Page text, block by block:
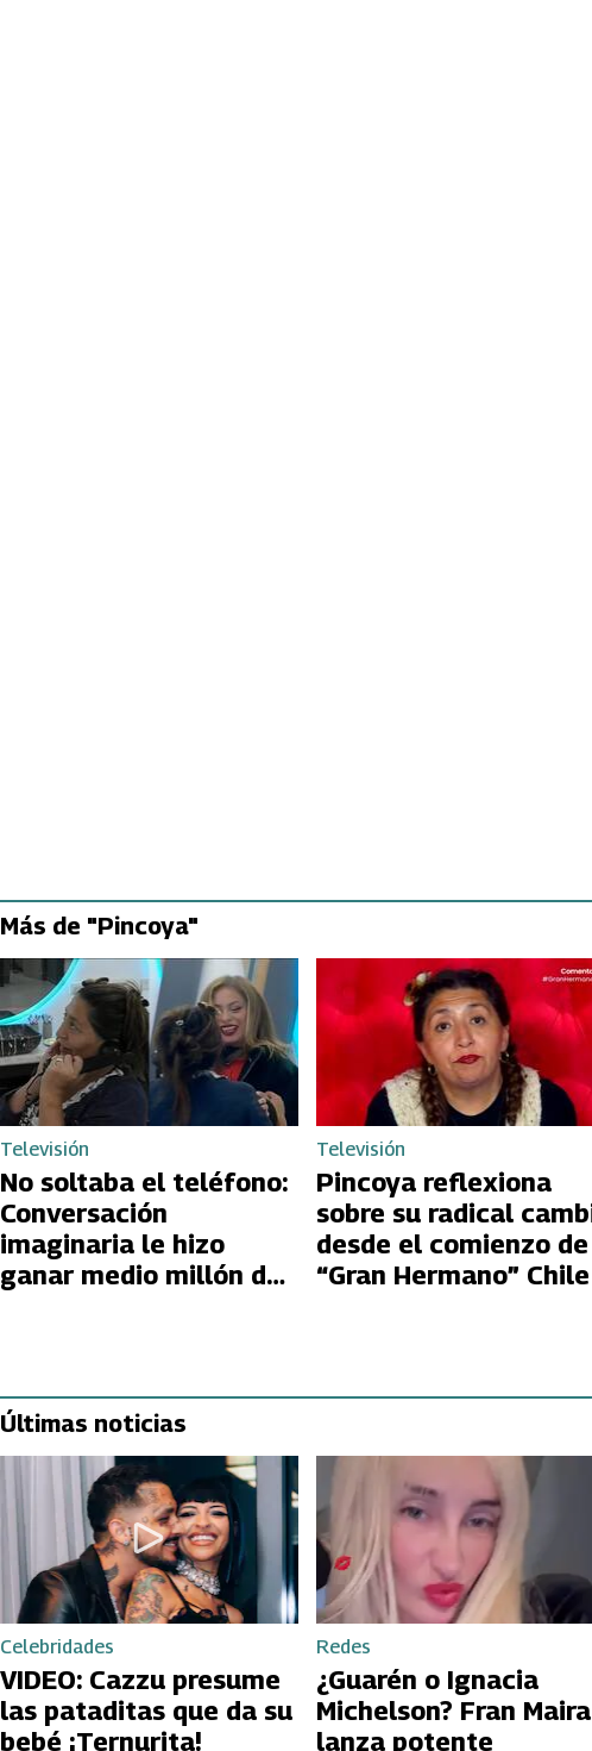
Más de "Pincoya"
Televisión
No soltaba el teléfono:
Conversación
imaginaria le hizo
ganar medio millón de
Televisión
Pincoya reflexiona
sobre su radical
desde el comienzo de
“Gran Hermano” Chile
Últimas noticias
Celebridades
VIDEO: Cazzu presume
las pataditas que da su
bebé ¡Ternurita!
Redes
¿Guarén o Ignacia
Michelson? Fran Maira
lanza potente